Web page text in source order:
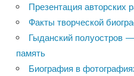
Презентация авторских
Факты творческой
Гыданский полуостров
память
Биография в